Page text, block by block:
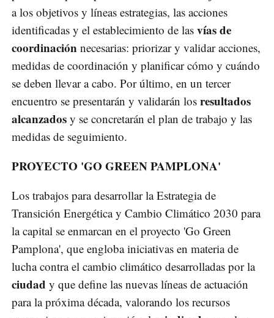
a los objetivos y líneas estrategias, las acciones
identificadas y el establecimiento de las vías de
coordinación necesarias: priorizar y validar acciones,
medidas de coordinación y planificar cómo y cuándo
se deben llevar a cabo. Por último, en un tercer
encuentro se presentarán y validarán los resultados
alcanzados y se concretarán el plan de trabajo y las
medidas de seguimiento.
PROYECTO 'GO GREEN PAMPLONA'
Los trabajos para desarrollar la Estrategia de
Transición Energética y Cambio Climático 2030 para
la capital se enmarcan en el proyecto 'Go Green
Pamplona', que engloba iniciativas en materia de
lucha contra el cambio climático desarrolladas por la
ciudad y que define las nuevas líneas de actuación
para la próxima década, valorando los recursos